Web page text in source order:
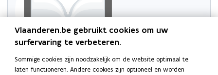
Probeer de pagina opnieuw te laden
Vlaanderen.be gebruikt cookies om uw
surfervaring te verbeteren.
Sommige cookies zijn noodzakelijk om de website optimaal te
laten functioneren. Andere cookies zijn optioneel en worden